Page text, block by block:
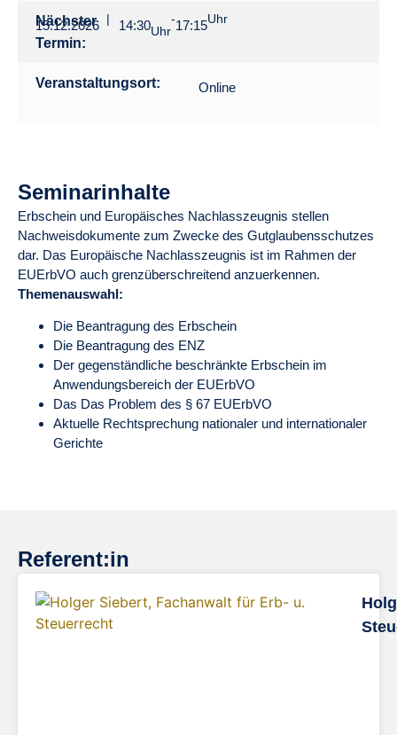
Nächster
Termin:
15.12.2026 | 14:30Uhr
-17:15Uhr
Veranstaltungsort: Online
Seminarinhalte
Erbschein und Europäisches Nachlasszeugnis stellen
Nachweisdokumente zum Zwecke des Gutglaubensschutzes
dar. Das Europäische Nachlasszeugnis ist im Rahmen der
EUErbVO auch grenzüberschreitend anzuerkennen.
Themenauswahl:
Die Beantragung des Erbschein
Die Beantragung des ENZ
Der gegenständliche beschränkte Erbschein im
Anwendungsbereich der EUErbVO
Das Das Problem des § 67 EUErbVO
Aktuelle Rechtsprechung nationaler und internationaler
Gerichte
Referent:in